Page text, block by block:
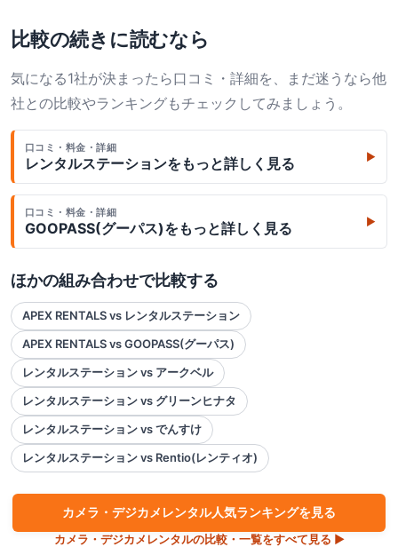
比較の続きに読むなら
気になる1社が決まったら口コミ・詳細を、まだ迷うなら他
社との比較やランキングもチェックしてみましょう。
口コミ・料金・詳細
レンタルステーションをもっと詳しく見る ▶
口コミ・料金・詳細
GOOPASS(グーパス)をもっと詳しく見る ▶
ほかの組み合わせで比較する
APEX RENTALS vs レンタルステーション
APEX RENTALS vs GOOPASS(グーパス)
レンタルステーション vs アークベル
レンタルステーション vs グリーンヒナタ
レンタルステーション vs でんすけ
レンタルステーション vs Rentio(レンティオ)
カメラ・デジカメ レンタル人気ランキングを見る
カメラ・デジカメ レンタルの比較・一覧をすべて見る ▶